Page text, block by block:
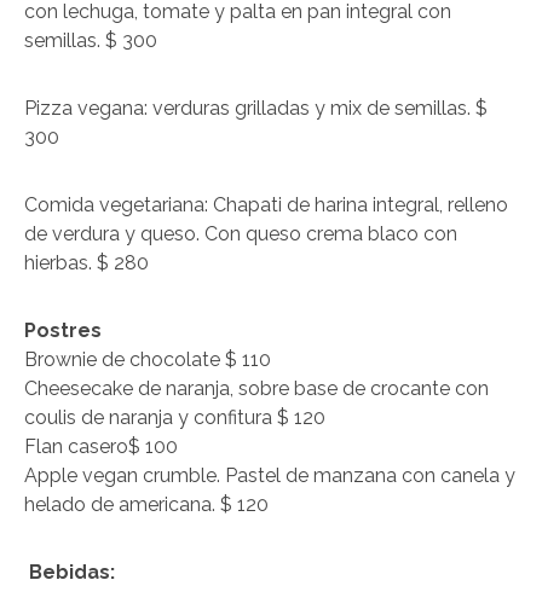
con lechuga, tomate y palta en pan integral con
semillas. $ 300
Pizza vegana: verduras grilladas y mix de semillas. $
300
Comida vegetariana: Chapati de harina integral, relleno
de verdura y queso. Con queso crema blaco con
hierbas. $ 280
Postres
Brownie de chocolate $ 110
Cheesecake de naranja, sobre base de crocante con
coulis de naranja y confitura $ 120
Flan casero$ 100
Apple vegan crumble. Pastel de manzana con canela y
helado de americana. $ 120
Bebidas: